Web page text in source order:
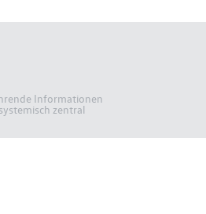
Informationen
zentral